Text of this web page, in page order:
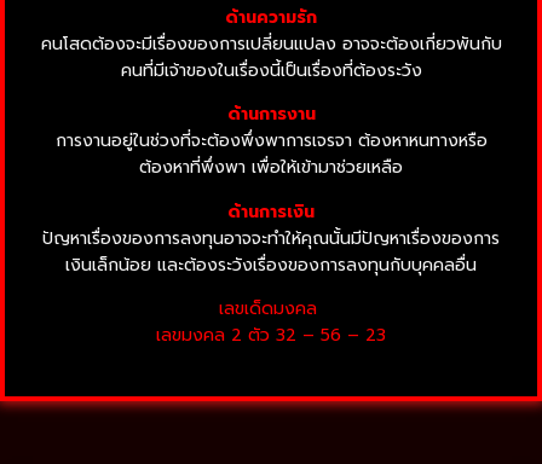
ด้านความรัก
คนโสดต้องจะมีเรื่องของการเปลี่ยนแปลง อาจจะต้องเกี่ยวพันกับ
คนที่มีเจ้าของในเรื่องนี้เป็นเรื่องที่ต้องระวัง
ด้านการงาน
การงานอยู่ในช่วงที่จะต้องพึ่งพาการเจรจา ต้องหาหนทางหรือ
ต้องหาที่พึ่งพา เพื่อให้เข้ามาช่วยเหลือ
ด้านการเงิน
ปัญหาเรื่องของการลงทุนอาจจะทำให้คุณนั้นมีปัญหาเรื่องของการ
เงินเล็กน้อย และต้องระวังเรื่องของการลงทุนกับบุคคลอื่น
เลขเด็ดมงคล
เลขมงคล 2 ตัว 32 – 56 – 23